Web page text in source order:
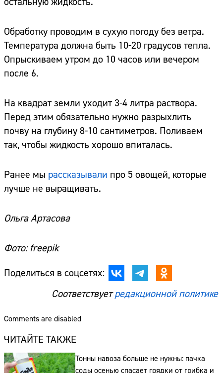
Обработку проводим в сухую погоду без ветра.
Температура должна быть 10-20 градусов тепла.
Опрыскиваем утром до 10 часов или вечером
после 6.
На квадрат земли уходит 3-4 литра раствора.
Перед этим обязательно нужно разрыхлить
почву на глубину 8-10 сантиметров. Поливаем
так, чтобы жидкость хорошо впиталась.
Ранее мы рассказывали про 5 овощей, которые
лучше не выращивать.
Ольга Артасова
Фото: freepik
Поделиться в соцсетях:
Соответствуетредакционной политике
Comments are disabled
ЧИТАЙТЕ ТАКЖЕ
Тонны навоза больше не нужны: пачка
соды осенью спасает грядки от грибка и